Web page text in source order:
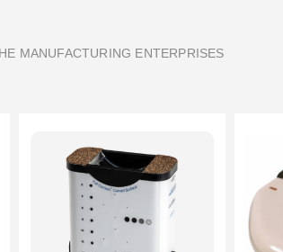
MANUFACTURING ENTERPRISES